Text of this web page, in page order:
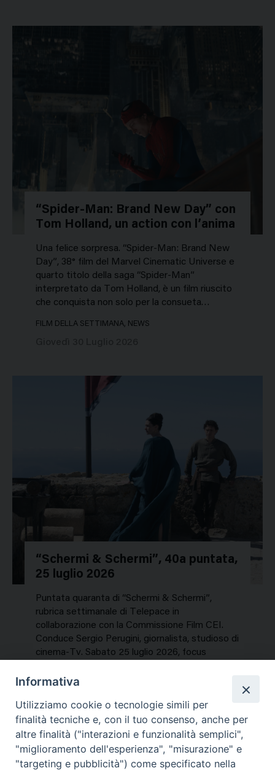
“Spider-Man: Brand New Day” con
Tom Holland, un action con l’anima
Una felice sorpresa. “Spider-Man: Brand New
Day”, 38° film del Marvel Cinematic Universe e
quarto titolo della saga “Spider-Man”
interpretato da Tom Holland, è un film riuscito
che conquista non solo per la consueta…
FILM DELLA SETTIMANA, NEWS
“Schermi & Schermi”, 40a puntata,
25 luglio 2026
Puntata quaranta di “Schermi & Schermi”,
rubrica settimanale di Telepace in
collaborazione con la Commissione Film CEI.
Conduce Sergio Perugini, giornalista, studioso di
cinema-Tv. Sabato 25 luglio 2026, focus
NEWS, PERCORSI TEMATICI
Mercoledì 29 Luglio 2026
Informativa
Utilizziamo cookie o tecnologie simili per
finalità tecniche e, con il tuo consenso, anche per
altre finalità ("interazioni e funzionalità semplici",
"miglioramento dell'esperienza", "misurazione" e
"targeting e pubblicità") come specificato nella